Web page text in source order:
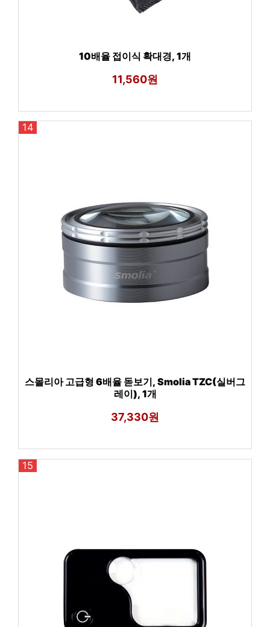
10배율 접이식 확대경, 1개
11,560원
14
스몰리아 고급형 6배율 돋보기, Smolia TZC(실버그
레이), 1개
37,330원
15